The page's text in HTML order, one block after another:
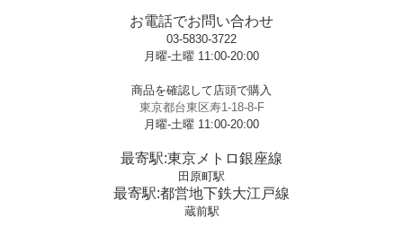
お電話でお問い合わせ
03-5830-3722
月曜-土曜 11:00-20:00
商品を確認して店頭で購入
東京都台東区寿1-18-8-F
月曜-土曜 11:00-20:00
最寄駅:東京メトロ銀座線
田原町駅
最寄駅:都営地下鉄大江戸線
蔵前駅